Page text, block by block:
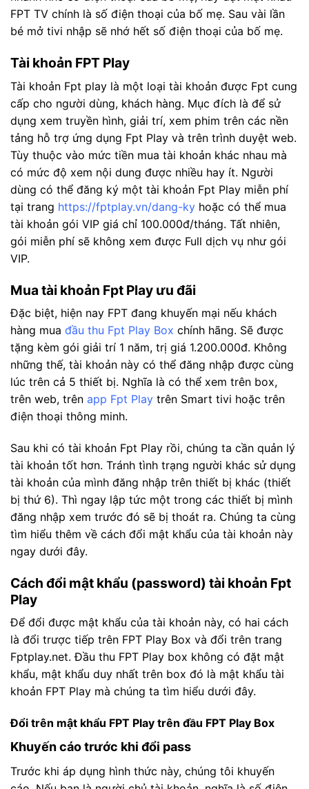
FPT TV chính là số điện thoại của bố mẹ. Sau vài lần
bé mở tivi nhập sẽ nhớ hết số điện thoại của bố mẹ.
Tài khoản FPT Play
Tài khoản Fpt play là một loại tài khoản được Fpt cung
cấp cho người dùng, khách hàng. Mục đích là để sử
dụng xem truyền hình, giải trí, xem phim trên các nền
tảng hỗ trợ ứng dụng Fpt Play và trên trình duyệt web.
Tùy thuộc vào mức tiền mua tài khoản khác nhau mà
có mức độ xem nội dung được nhiều hay ít. Người
dùng có thể đăng ký một tài khoản Fpt Play miễn phí
tại trang https://fptplay.vn/dang-ky hoặc có thể mua
tài khoản gói VIP giá chỉ 100.000đ/tháng. Tất nhiên,
gói miễn phí sẽ không xem được Full dịch vụ như gói
VIP.
Mua tài khoản Fpt Play ưu đãi
Đặc biệt, hiện nay FPT đang khuyến mại nếu khách
hàng mua đầu thu Fpt Play Box chính hãng. Sẽ được
tặng kèm gói giải trí 1 năm, trị giá 1.200.000đ. Không
những thế, tài khoản này có thể đăng nhập được cùng
lúc trên cả 5 thiết bị. Nghĩa là có thể xem trên box,
trên web, trên app Fpt Play trên Smart tivi hoặc trên
điện thoại thông minh.
Sau khi có tài khoản Fpt Play rồi, chúng ta cần quản lý
tài khoản tốt hơn. Tránh tình trạng người khác sử dụng
tài khoản của mình đăng nhập trên thiết bị khác (thiết
bị thứ 6). Thì ngay lập tức một trong các thiết bị mình
đăng nhập xem trước đó sẽ bị thoát ra. Chúng ta cùng
tìm hiểu thêm về cách đổi mật khẩu của tài khoản này
ngay dưới đây.
Cách đổi mật khẩu (password) tài khoản Fpt
Play
Để đổi được mật khẩu của tài khoản này, có hai cách
là đổi trược tiếp trên FPT Play Box và đổi trên trang
Fptplay.net. Đầu thu FPT Play box không có đặt mật
khẩu, mật khẩu duy nhất trên box đó là mật khẩu tài
khoản FPT Play mà chúng ta tìm hiểu dưới đây.
Đổi trên mật khẩu FPT Play trên đầu FPT Play Box
Khuyến cáo trước khi đổi pass
Trước khi áp dụng hình thức này, chúng tôi khuyến